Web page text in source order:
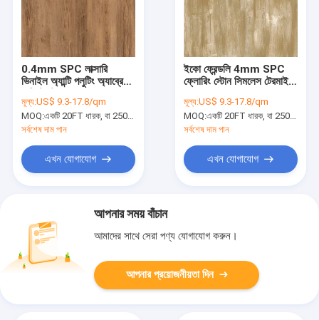
0.4mm SPC লাক্সারি
ভিনাইল অ্যান্টি পলুটিং অ্যাব্রেশন
W17027
মূল্য:US$ 9.3-17.8/qm
MOQ:একটি 20FT ধারক, বা 2500 বর্গ মিটার;
সর্বশেষ দাম পান
এখন যোগাযোগ
ইকো ফ্রেন্ডলি 4mm SPC
ফ্লোরিং স্টোন সিমলেস টেরমাইট
W29156-3
মূল্য:US$ 9.3-17.8/qm
MOQ:একটি 20FT ধারক, বা 2500 বর্গ মিটার;
সর্বশেষ দাম পান
এখন যোগাযোগ
আপনার সময় বাঁচান
আমাদের সাথে সেরা পণ্য যোগাযোগ করুন।
আপনার প্রয়োজনীয়তা দিন